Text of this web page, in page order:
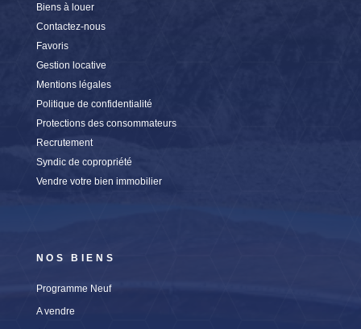
Biens à louer
Contactez-nous
Favoris
Gestion locative
Mentions légales
Politique de confidentialité
Protections des consommateurs
Recrutement
Syndic de copropriété
Vendre votre bien immobilier
NOS BIENS
Programme Neuf
A vendre